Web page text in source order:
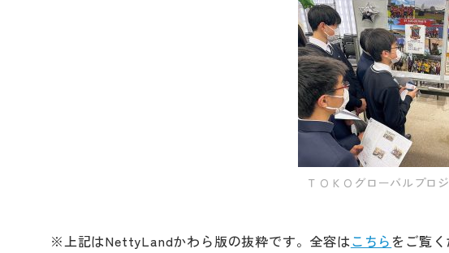
ＴＯＫＯグローバルプロ
※上記はNettyLandかわら版の抜粋です。全容はこちら をご覧く